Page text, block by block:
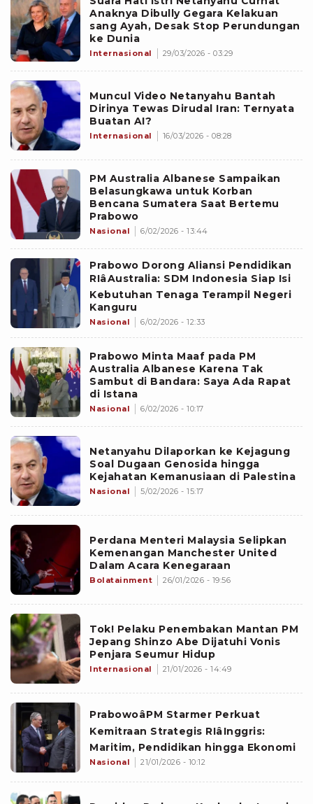
Anaknya Dibully Gegara Kelakuan
sang Ayah, Desak Stop Perundungan
ke Dunia
Internasional 29/03/2026 - 03:29
Muncul Video Netanyahu Bantah
Dirinya Tewas Dirudal Iran: Ternyata
Buatan AI?
Internasional 16/03/2026 - 08:28
PM Australia Albanese Sampaikan
Belasungkawa untuk Korban
Bencana Sumatera Saat Bertemu
Prabowo
Nasional 6/02/2026 - 13:44
Prabowo Dorong Aliansi Pendidikan
RIâAustralia: SDM Indonesia Siap Isi
Kebutuhan Tenaga Terampil Negeri
Kanguru
Nasional 6/02/2026 - 12:33
Prabowo Minta Maaf pada PM
Australia Albanese Karena Tak
Sambut di Bandara: Saya Ada Rapat
di Istana
Nasional 6/02/2026 - 10:17
Netanyahu Dilaporkan ke Kejagung
Soal Dugaan Genosida hingga
Kejahatan Kemanusiaan di Palestina
Nasional 5/02/2026 - 15:17
Perdana Menteri Malaysia Selipkan
Kemenangan Manchester United
Dalam Acara Kenegaraan
Bolatainment 26/01/2026 - 19:56
Tok! Pelaku Penembakan Mantan PM
Jepang Shinzo Abe Dijatuhi Vonis
Penjara Seumur Hidup
Internasional 21/01/2026 - 14:49
PrabowoâPM Starmer Perkuat
Kemitraan Strategis RIâInggris:
Maritim, Pendidikan hingga Ekonomi
Nasional 21/01/2026 - 10:12